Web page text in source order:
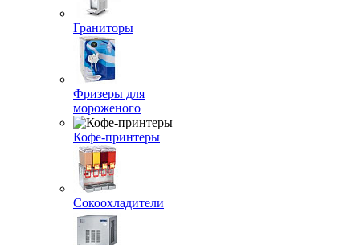
Граниторы
Фризеры для
мороженого
Кофе-принтеры
Сокоохладители